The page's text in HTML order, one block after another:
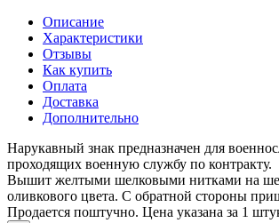
Описание
Характеристики
Отзывы
Как купить
Оплата
Доставка
Дополнительно
Нарукавный знак предназначен для
проходящих военную службу по контракту.
Вышит желтыми шелковыми нитками на
оливкового цвета. С обратной стороны
Продается поштучно. Цена указана за 1